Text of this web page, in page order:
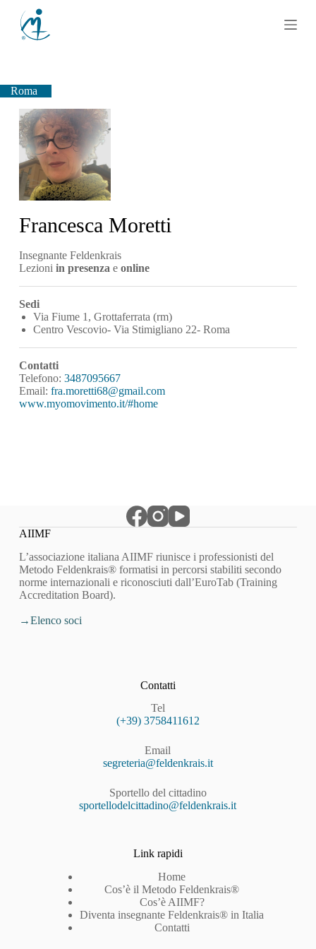
l
n
n
u
o
Roma
Francesca Moretti
Insegnante Feldenkrais
Lezioni in presenza e online
Sedi
Via Fiume 1, Grottaferrata (rm)
Centro Vescovio- Via Stimigliano 22- Roma
Contatti
Telefono: 3487095667
Email: fra.moretti68@gmail.com
www.myomovimento.it/#home
AIIMF
L’associazione italiana AIIMF riunisce i professionisti del
Metodo Feldenkrais® formatisi in percorsi stabiliti secondo
norme internazionali e riconosciuti dall’EuroTab (Training
Accreditation Board).
Elenco soci
Contatti
Tel
(+39) 3758411612
Email
segreteria@feldenkrais.it
Sportello del cittadino
sportellodelcittadino@feldenkrais.it
Link rapidi
Home
Cos’è il Metodo Feldenkrais®
Cos’è AIIMF?
Diventa insegnante Feldenkrais® in Italia
Contatti